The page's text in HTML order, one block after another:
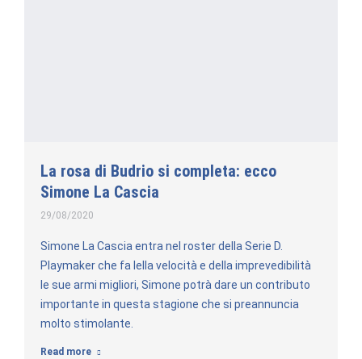
La rosa di Budrio si completa: ecco
Simone La Cascia
29/08/2020
Simone La Cascia entra nel roster della Serie D.
Playmaker che fa lella velocità e della imprevedibilità
le sue armi migliori, Simone potrà dare un contributo
importante in questa stagione che si preannuncia
molto stimolante.
Read more